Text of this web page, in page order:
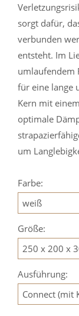
sorgt dafür,
verbunden
entsteht. Im
umlaufendem
für eine lange
Kern mit
optimale
um
Farbe:
Größe:
Ausführung: